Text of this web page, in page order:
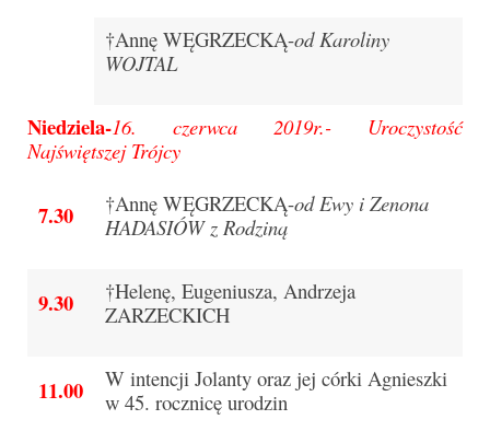
Boże Ciało – 20 czerwca 2019
Imieniny Ks Kanonika
Wielki Piątek 2019
Droga Krzyżowa w parafii św. Jakuba
Imieniny Ks. Proboszcza 2019
†Annę WĘGRZECKĄ-od Karoliny
WOJTAL
Niedziela-16. czerwca 2019r.-
Uroczystość
Najświętszej Trójcy
7.30 †Annę WĘGRZECKĄ-od Ewy i Zenona
HADASIÓW z Rodziną
9.30
†Helenę, Eugeniusza, Andrzeja
ZARZECKICH
11.00
W intencji Jolanty oraz jej córki Agnieszki
w 45. rocznicę urodzin